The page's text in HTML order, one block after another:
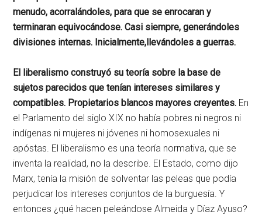
menudo, acorralándoles, para que se enrocaran y
terminaran equivocándose. Casi siempre, generándoles
divisiones internas. Inicialmente,llevándoles a guerras.
El liberalismo construyó su teoría sobre la base de
sujetos parecidos que tenían intereses similares y
compatibles. Propietarios blancos mayores creyentes. En
el Parlamento del siglo XIX no había pobres ni negros ni
indígenas ni mujeres ni jóvenes ni homosexuales ni
apóstas. El liberalismo es una teoría normativa, que se
inventa la realidad, no la describe. El Estado, como dijo
Marx, tenía la misión de solventar las peleas que podía
perjudicar los intereses conjuntos de la burguesía. Y
entonces ¿qué hacen peleándose Almeida y Díaz Ayuso?